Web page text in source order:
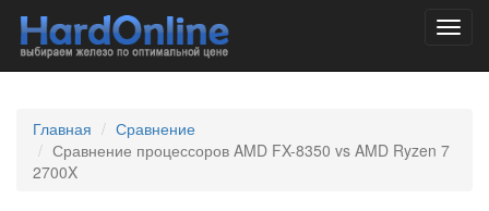
Главная
Сравнение
Сравнение процессоров AMD FX-8350 vs AMD Ryzen 7
2700X